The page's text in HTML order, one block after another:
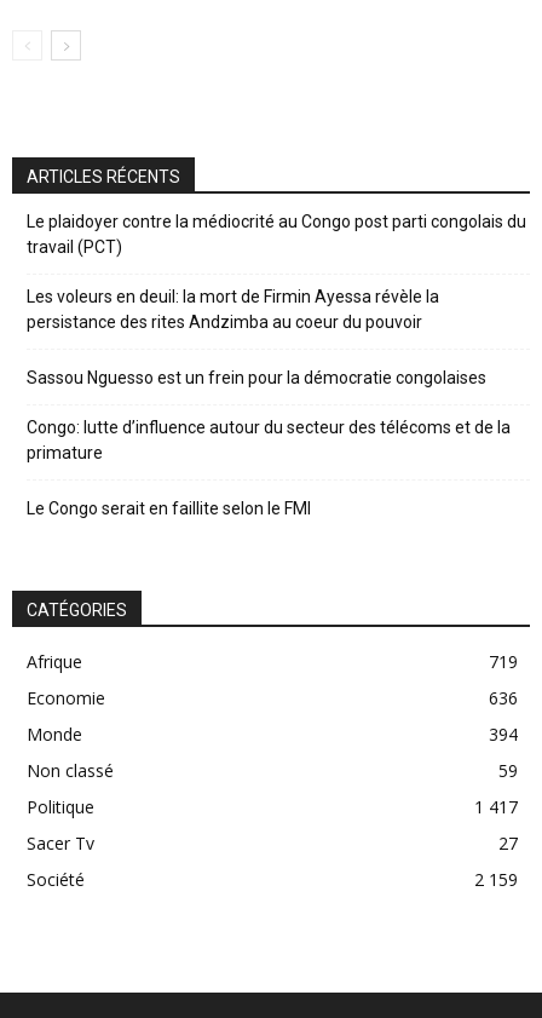
ARTICLES RÉCENTS
Le plaidoyer contre la médiocrité au Congo post parti congolais du
travail (PCT)
Les voleurs en deuil: la mort de Firmin Ayessa révèle la
persistance des rites Andzimba au coeur du pouvoir
Sassou Nguesso est un frein pour la démocratie congolaises
Congo: lutte d’influence autour du secteur des télécoms et de la
primature
Le Congo serait en faillite selon le FMI
CATÉGORIES
Afrique
719
Economie
636
Monde
394
Non classé
59
Politique
1 417
Sacer Tv
27
Société
2 159